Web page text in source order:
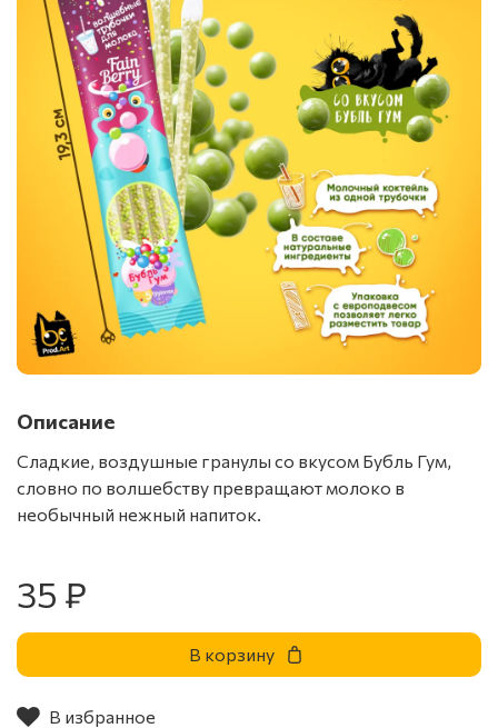
В избранное
Описание
Сладкие, воздушные гранулы со вкусом Бубль Гум,
словно по волшебству превращают молоко в
необычный нежный напиток.
35 ₽
В корзину